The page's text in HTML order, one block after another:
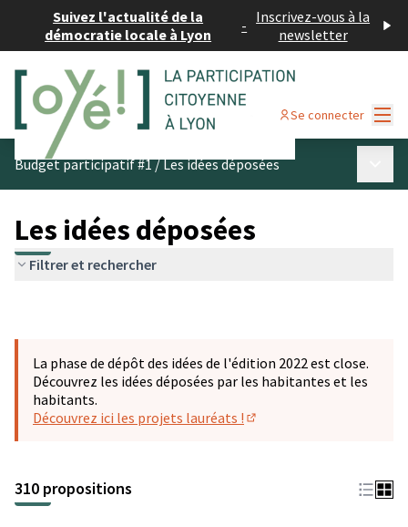
Suivez l'actualité de la
démocratie locale à Lyon
- Inscrivez-vous à la
newsletter
Se connecter
Budget participatif #1/Les idées déposées
Les idées déposées
Filtrer et rechercher
La phase de dépôt des idées de l'édition 2022 est close.
Découvrez les idées déposées par les habitantes et les
habitants.
Découvrez ici les projets lauréats !
310 propositions